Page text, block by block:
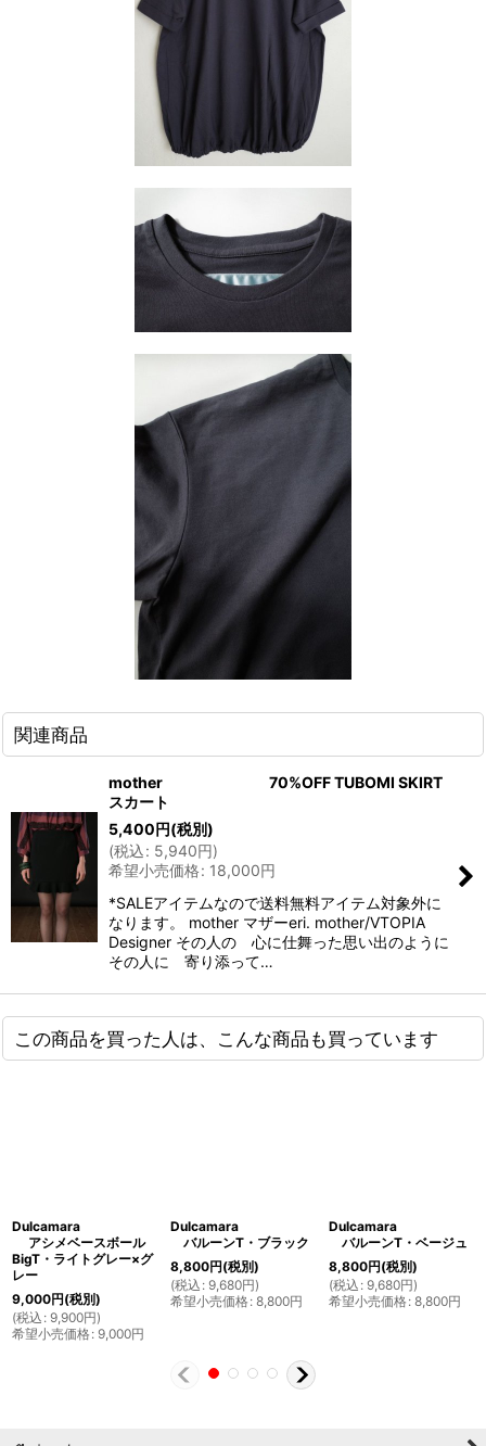
関連商品
mother 70%OFF TUBOMI SKIRT
スカート
5,400円(税別)
(税込: 5,940円)
希望小売価格: 18,000円
*SALEアイテムなので送料無料アイテム対象外に
なります。 mother マザーeri. mother/VTOPIA
Designer その人の 心に仕舞った思い出のように
その人に 寄り添って…
この商品を買った人は、こんな商品も買っています
Dulcamara
アシメベースボール
BigT・ライトグレー×グ
レー
9,000円(税別)
(税込 : 9,900円)
希望小売価格: 9,000円
Dulcamara
バルーンT・ブラック
8,800円(税別)
(税込 : 9,680円)
希望小売価格: 8,800円
Dulcamara
バルーンT・ベージュ
8,800円(税別)
(税込 : 9,680円)
希望小売価格: 8,800円